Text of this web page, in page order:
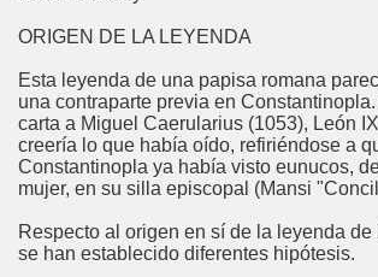
ORIGEN DE LA LEYENDA
Esta leyenda de una papisa romana
una contraparte previa en
carta a Miguel Caerularius (1053), León
creería lo que había oído, refiriéndose a
Constantinopla ya había visto eunucos,
mujer, en su silla episcopal (Mansi
Respecto al origen en sí de la leyenda
se han establecido diferentes hipótesis.